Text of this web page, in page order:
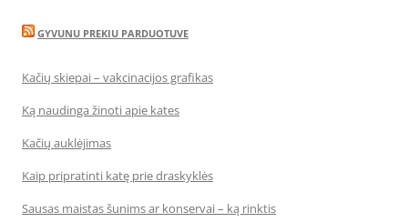
GYVUNU PREKIU PARDUOTUVE
Kačių skiepai – vakcinacijos grafikas
Ką naudinga žinoti apie kates
Kačių auklėjimas
Kaip pripratinti katę prie draskyklės
Sausas maistas šunims ar konservai – ką rinktis